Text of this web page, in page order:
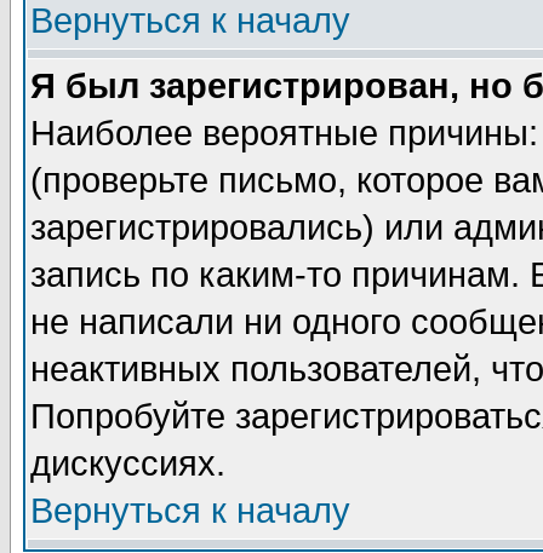
Вернуться к началу
Я был зарегистрирован, но
Наиболее вероятные
(проверьте письмо, которое
зарегистрировались) или
запись по каким-то
не написали ни одного
неактивных пользователей,
Попробуйте
дискуссиях.
Вернуться к началу